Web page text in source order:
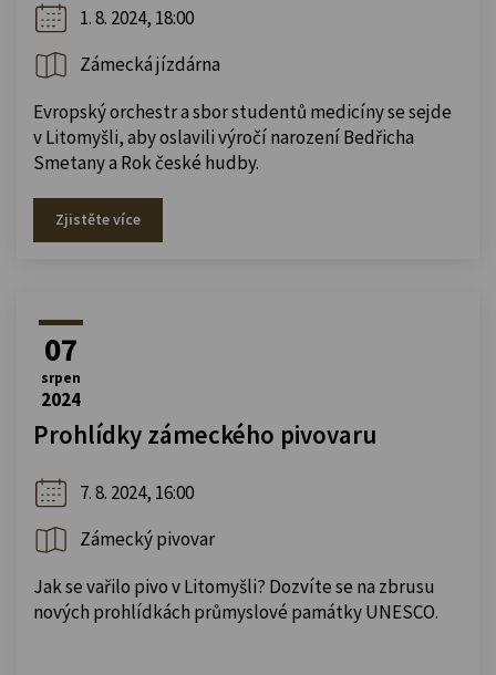
1. 8. 2024, 18:00
Zámecká jízdárna
Evropský orchestr a sbor studentů medicíny se sejde
v Litomyšli, aby oslavili výročí narození Bedřicha
Smetany a Rok české hudby.
Zjistěte více
07
srpen
2024
Prohlídky zámeckého pivovaru
7. 8. 2024, 16:00
Zámecký pivovar
Jak se vařilo pivo v Litomyšli? Dozvíte se na zbrusu
nových prohlídkách průmyslové památky UNESCO.